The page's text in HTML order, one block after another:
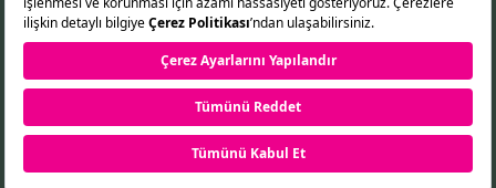
DE
KVKK Aydınlatma MetniGizlilik İlkeleri
©2026 Akra Hotels. Tüm Hakları Saklıdır.
REZERVASYON